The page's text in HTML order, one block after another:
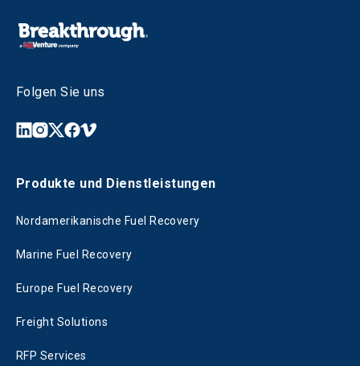
Folgen Sie uns
Produkte und Dienstleistungen
Nordamerikanische Fuel Recovery
Marine Fuel Recovery
Europe Fuel Recovery
Freight Solutions
RFP Services